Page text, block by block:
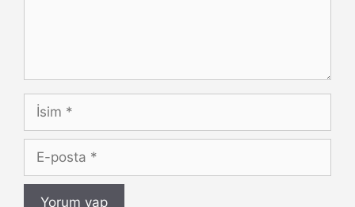
İsim
posta